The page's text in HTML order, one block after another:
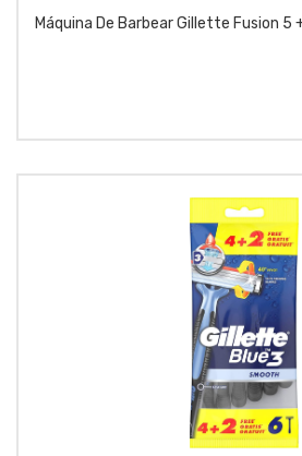
Máquina De Barbear Gillette Fusion 5